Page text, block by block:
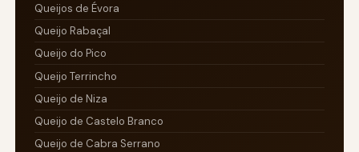
Queijos de Évora
Queijo Rabaçal
Queijo do Pico
Queijo Terrincho
Queijo de Niza
Queijo de Castelo Branco
Queijo de Cabra Serrano